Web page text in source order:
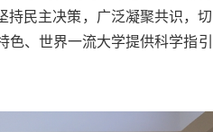
持民主决策，广泛凝聚共识，
、世界一流大学提供科学指